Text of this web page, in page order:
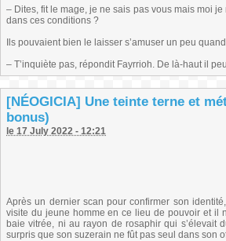
– Dites, fit le mage, je ne sais pas vous mais moi
dans ces conditions ?
Ils pouvaient bien le laisser s’amuser un peu
– T’inquiète pas, répondit Fayrrioh. De là-haut il
[NÉOGICIA] Une teinte terne et
bonus)
le 17 July 2022 - 12:21
Après un dernier scan pour confirmer son
visite du jeune homme en ce lieu de pouvoir et il
baie vitrée, ni au rayon de rosaphir qui s’élevait
surpris que son suzerain ne fût pas seul dans son